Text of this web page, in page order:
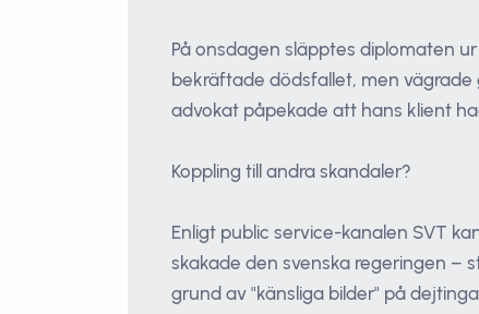
På onsdagen släpptes diplomaten
bekräftade dödsfallet, men
advokat påpekade att hans klient
Koppling till andra skandaler?
Enligt public service-kanalen SVT
skakade den svenska regeringen –
grund av "känsliga bilder" på